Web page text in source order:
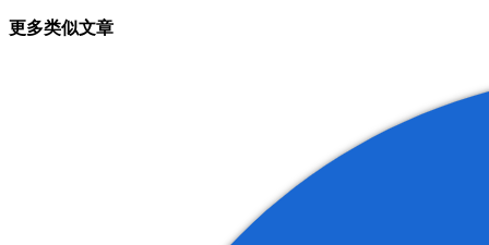
导
更多类似文章